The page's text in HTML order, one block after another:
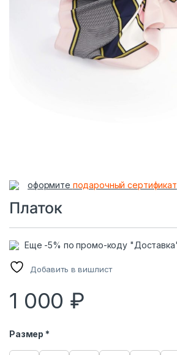
оформите подарочный сертификат
Платок
Еще -5% по промо-коду
Добавить в вишлист
1 000 ₽
Размер *